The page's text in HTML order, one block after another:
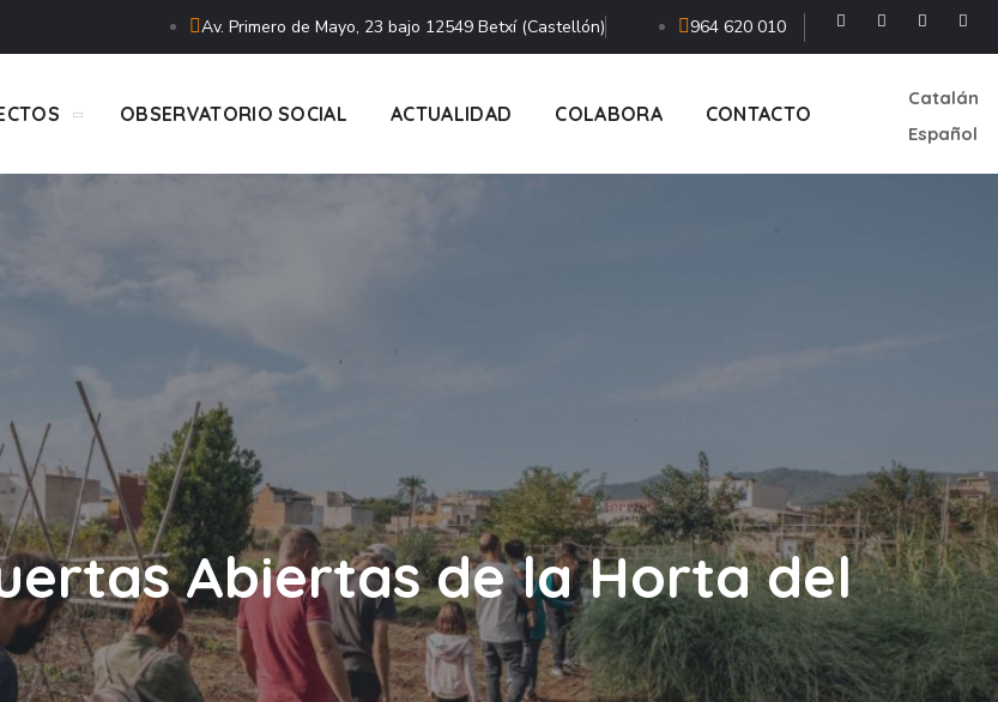
Av. Primero de Mayo, 23 bajo 12549 Betxí (Castellón) 964 620 010
OBSERVATORIO SOCIAL ACTUALIDAD COLABORA CONTACTO
Catalán
Español
Abiertas de la Horta del